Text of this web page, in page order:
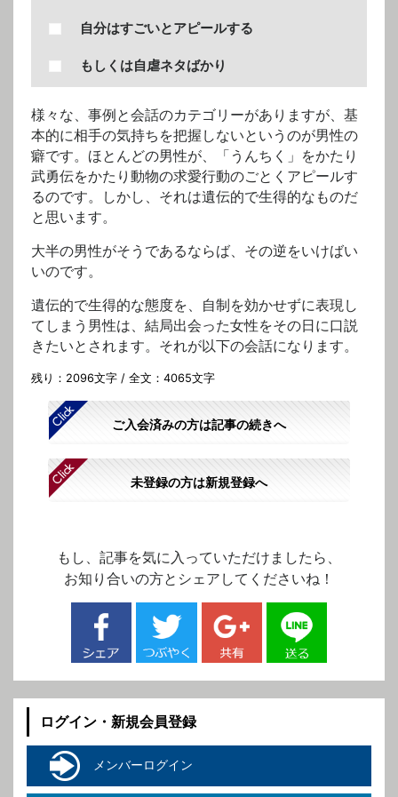
自分はすごいとアピールする
もしくは自虐ネタばかり
様々な、事例と会話のカテゴリーがありますが、基
本的に相手の気持ちを把握しないというのが男性の
癖です。ほとんどの男性が、「うんちく」をかたり
武勇伝をかたり動物の求愛行動のごとくアピールす
るのです。しかし、それは遺伝的で生得的なものだ
と思います。
大半の男性がそうであるならば、その逆をいけばい
いのです。
遺伝的で生得的な態度を、自制を効かせずに表現し
てしまう男性は、結局出会った女性をその日に口説
きたいとされます。それが以下の会話になります。
残り：2096文字 / 全文：4065文字
ご入会済みの方は記事の続きへ
未登録の方は新規登録へ
もし、記事を気に入っていただけましたら、
お知り合いの方とシェアしてくださいね！
ログイン・新規会員登録
メンバーログイン